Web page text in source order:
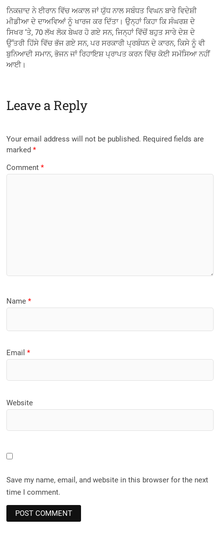
ਨਿਕਜ਼ਾਦ ਨੇ ਈਰਾਨ ਵਿੱਚ ਅਕਾਲ ਜਾਂ ਯੁੱਧ ਨਾਲ ਸਬੰਧਤ ਵਿਘਨ ਬਾਰੇ ਵਿਦੇਸ਼ੀ
ਮੀਡੀਆ ਦੇ ਦਾਅਵਿਆਂ ਨੂੰ ਖਾਰਜ ਕਰ ਦਿੱਤਾ। ਉਨ੍ਹਾਂ ਕਿਹਾ ਕਿ ਸੰਘਰਸ਼ ਦੇ
ਸਿਖਰ ‘ਤੇ, 70 ਲੱਖ ਲੋਕ ਬੇਘਰ ਹੋ ਗਏ ਸਨ, ਜਿਨ੍ਹਾਂ ਵਿੱਚੋਂ ਬਹੁਤ ਸਾਰੇ ਦੇਸ਼ ਦੇ
ਉੱਤਰੀ ਹਿੱਸੇ ਵਿੱਚ ਭੱਜ ਗਏ ਸਨ, ਪਰ ਸਰਕਾਰੀ ਪ੍ਰਬੰਧਨ ਦੇ ਕਾਰਨ, ਕਿਸੇ ਨੂੰ ਵੀ
ਬੁਨਿਆਦੀ ਸਮਾਨ, ਭੋਜਨ ਜਾਂ ਰਿਹਾਇਸ਼ ਪ੍ਰਾਪਤ ਕਰਨ ਵਿੱਚ ਕੋਈ ਸਮੱਸਿਆ ਨਹੀਂ
ਆਈ।
Leave a Reply
Your email address will not be published. Required fields are
marked*
Comment*
Name*
Email*
Website
Save my name, email, and website in this browser for the next
time I comment.